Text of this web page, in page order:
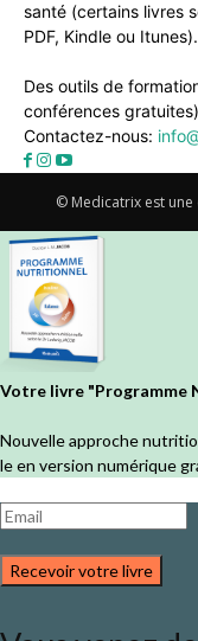
santé (certains livres
PDF, Kindle ou Itunes).
Des outils de
conférences
Contactez-nous:
© Medicatrix est
Votre livre "Programme
Nouvelle approche
le en version numérique
Recevoir votre livre